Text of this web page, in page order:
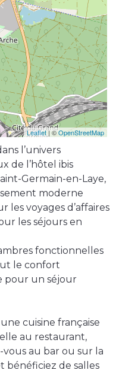
Leaflet| ©OpenStreetMap
l’univers
de l’hôtel ibis
Germain-en-Laye,
moderne
les voyages d’affaires
les séjours en
fonctionnelles
le confort
pour un séjour
cuisine française
au restaurant,
au bar ou sur la
bénéficiez de salles